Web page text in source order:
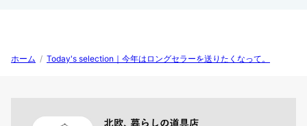
ホーム / Today's selection｜今年はロングセラーを送りたくなって。